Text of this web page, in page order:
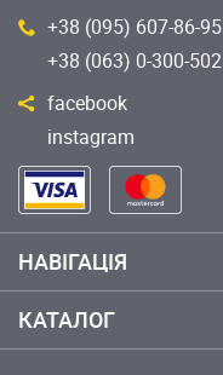
+38 (095) 607-86-95
+38 (063) 0-300-502
facebook
instagram
НАВІГАЦІЯ
КАТАЛОГ